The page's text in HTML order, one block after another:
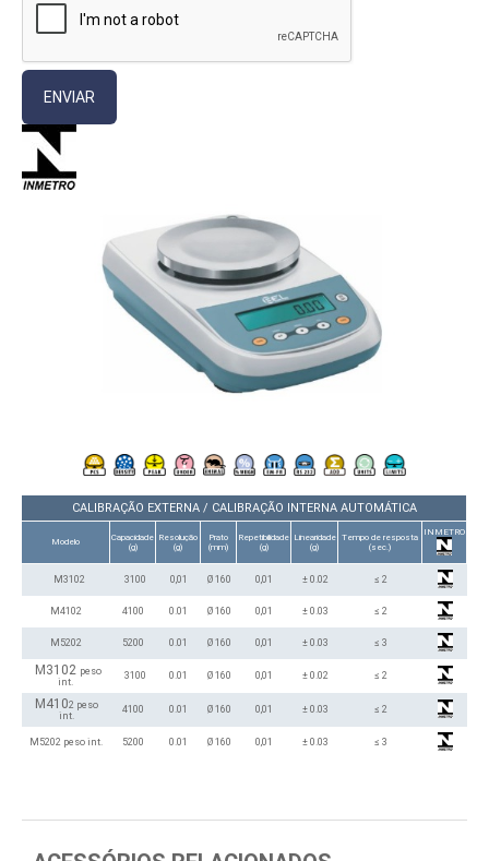
CALIBRAÇÃO EXTERNA / CALIBRAÇÃO INTERNA AUTOMÁTICA
Modelo
Capacidade
(g)
Resolução
(g)
Prato
(mm)
Repetibilidade
(g)
Linearidade
(g)
Tempo de resposta
(sec.)
INMETRO
M3102 3100 0,01 Ø 160 0,01 ± 0.02 ≤ 2
M4102 4100 0.01 Ø 160 0,01 ± 0.03 ≤ 2
M5202 5200 0.01 Ø 160 0,01 ± 0.03 ≤ 3
M3102 peso
int.
3100 0.01 Ø 160 0,01 ± 0.02 ≤ 2
M4102 peso
int.
4100 0.01 Ø 160 0,01 ± 0.03 ≤ 2
M5202 peso int. 5200 0.01 Ø 160 0,01 ± 0.03 ≤ 3